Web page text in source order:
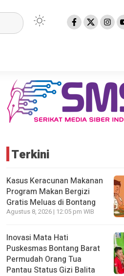
Terkini
Kasus Keracunan Makanan
Program Makan Bergizi
Gratis Meluas di Bontang
Agustus 8, 2026 | 12:05 pm WIB
Inovasi Mata Hati
Puskesmas Bontang Barat
Permudah Orang Tua
Pantau Status Gizi Balita